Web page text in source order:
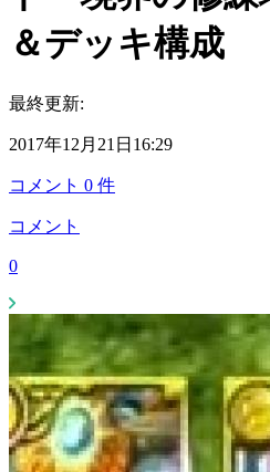
＆デッキ構成
最終更新:
2017年12月21日16:29
コメント 0 件
コメント
0